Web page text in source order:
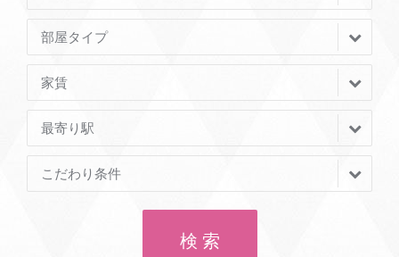
部屋タイプ
家賃
最寄り駅
こだわり条件
検 索